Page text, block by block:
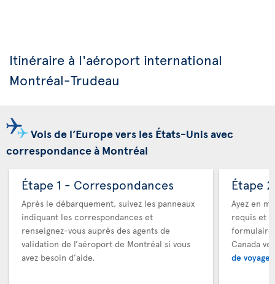
Itinéraire à l'aéroport international
Montréal-Trudeau
Vols de l’Europe vers les États-Unis avec
correspondance à Montréal
Étape 1 - Correspondances
Après le débarquement, suivez les panneaux
indiquant les correspondances et
renseignez-vous auprès des agents de
validation de l’aéroport de Montréal si vous
avez besoin d’aide.
Étape
Ayez en
requis et
Canada
de